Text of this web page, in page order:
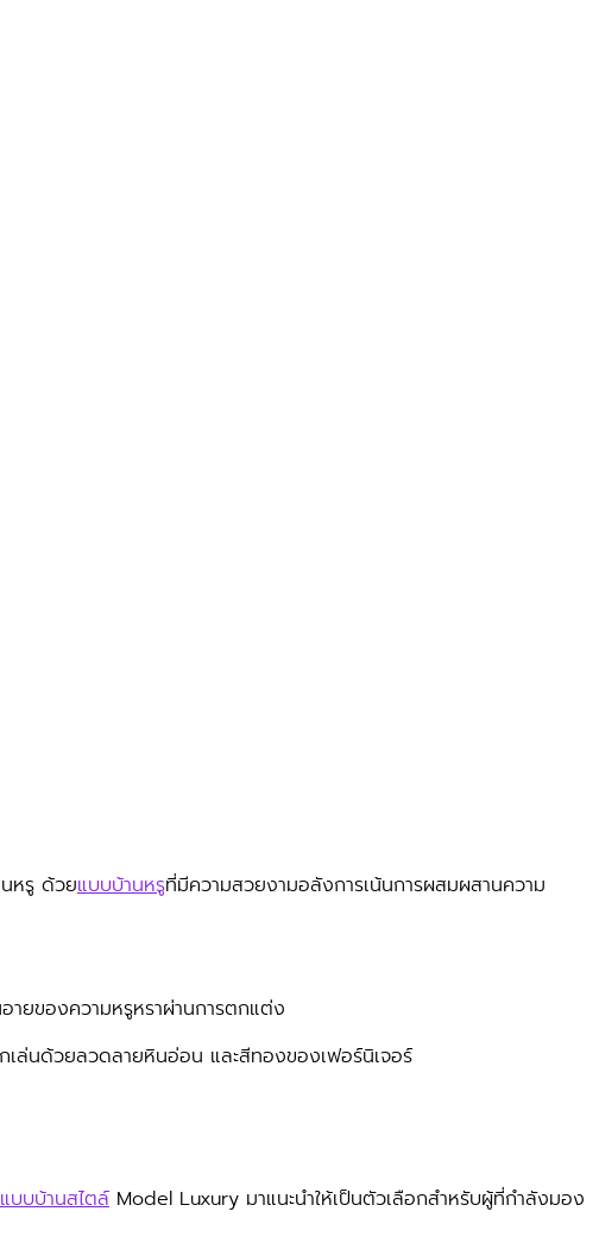
หรู ด้วยแบบบ้านหรูที่มีความสวยงามอลังการเน้นการผสมผสานความ
ยของความหรูหราผ่านการตกแต่ง
เล่นด้วยลวดลายหินอ่อน และสีทองของเฟอร์นิเจอร์
แบบบ้านสไตล์ Model Luxury มาแนะนำให้เป็นตัวเลือกสำหรับผู้ที่กำลังมอง